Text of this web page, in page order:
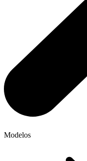
Modelos